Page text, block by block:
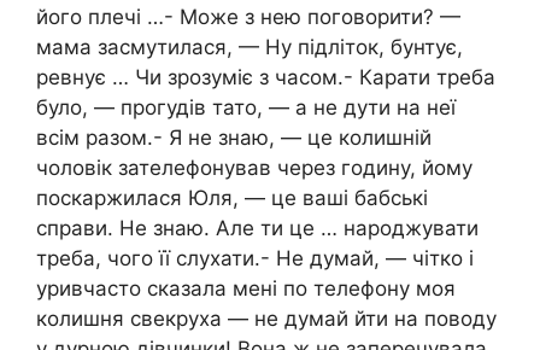
його плечі …- Може з нею поговорити? —
мама засмутилася, — Ну підліток, бунтує,
ревнує … Чи зрозуміє з часом.- Карати треба
було, — прогудів тато, — а не дути на неї
всім разом.- Я не знаю, — це колишній
чоловік зателефонував через годину, йому
поскаржилася Юля, — це ваші бабські
справи. Не знаю. Але ти це … народжувати
треба, чого її слухати.- Не думай, — чітко і
уривчасто сказала мені по телефону моя
колишня свекруха — не думай йти на поводу